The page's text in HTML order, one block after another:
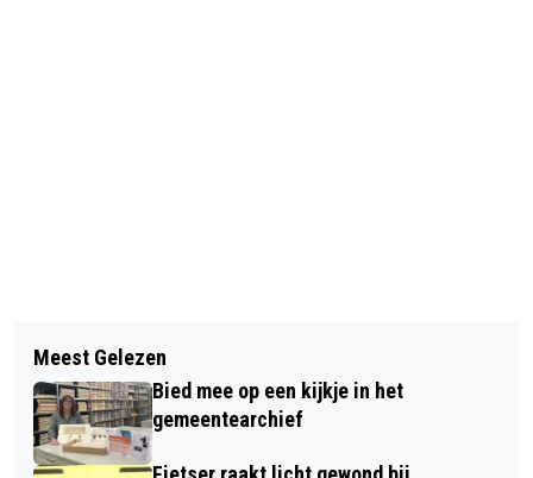
LANGS DE DEUREN IN HET
BUITENGEBIED
NIEUWE BIJBELSTUDIE START IN
BARNEVELD: MELD JE AAN!
Meest Gelezen
Bied mee op een kijkje in het
gemeentearchief